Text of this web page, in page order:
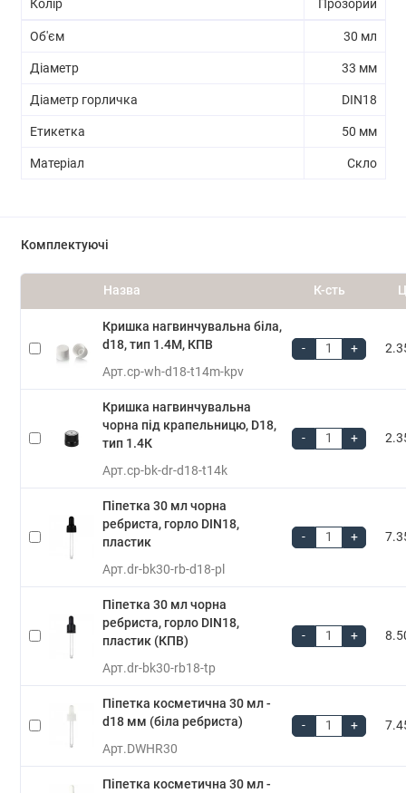
Колір Прозорий
Об'єм 30 мл
Діаметр 33 мм
Діаметр горличка DIN18
Етикетка 50 мм
Матеріал Скло
Комплектуючі
Назва К-сть
Кришка нагвинчувальна біла,
d18, тип 1.4М, КПВ
Арт.cp-wh-d18-t14m-kpv
- +
Кришка нагвинчувальна
чорна під крапельницю, D18,
тип 1.4К
Арт.cp-bk-dr-d18-t14k
- +
Піпетка 30 мл чорна
ребриста, горло DIN18,
пластик
Арт.dr-bk30-rb-d18-pl
- +
Піпетка 30 мл чорна
ребриста, горло DIN18,
пластик (КПВ)
Арт.dr-bk30-rb18-tp
- +
Піпетка косметична 30 мл -
d18 мм (біла ребриста)
Арт.DWHR30
- +
Піпетка косметична 30 мл -